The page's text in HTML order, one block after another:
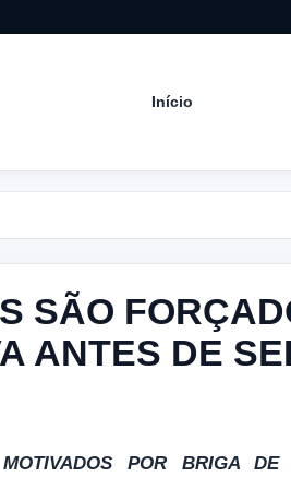
Início
SÃO
ANTES DE
POR BRIGA DE